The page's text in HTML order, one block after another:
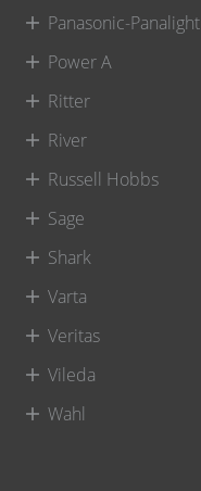
Panasonic-Panalight
Power A
Ritter
River
Russell Hobbs
Sage
Shark
Varta
Veritas
Vileda
Wahl